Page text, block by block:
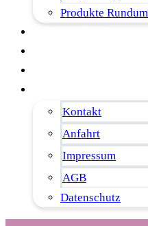
Produkte
Kontakt
Anfahrt
Impressum
AGB
Datenschutz